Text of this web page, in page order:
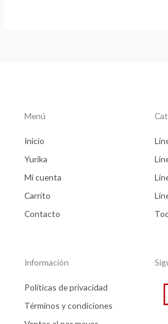
Menú
Inicio
Yurika
Mi cuenta
Carrito
Contacto
Información
Políticas de privacidad
Términos y condiciones